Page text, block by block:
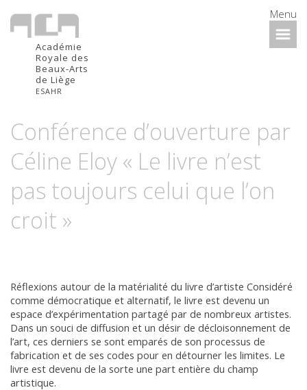
Menu
Académie
Royale des
Beaux-Arts
de Liège
ESAHR
Conférence d’ouverture par
Céline Eloy « Le livre n’est
pas toujours celui que l’on
croit »
Réflexions autour de la matérialité du livre d’artiste Considéré
comme démocratique et alternatif, le livre est devenu un
espace d’expérimentation partagé par de nombreux artistes.
Dans un souci de diffusion et un désir de décloisonnement de
l’art, ces derniers se sont emparés de son processus de
fabrication et de ses codes pour en détourner les limites. Le
livre est devenu de la sorte une part entière du champ
artistique.